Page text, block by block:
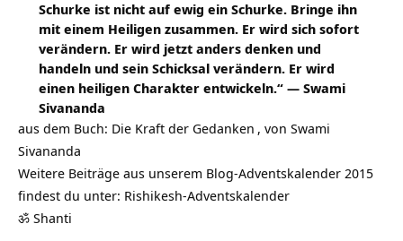
Schurke ist nicht auf ewig ein Schurke. Bringe ihn
mit einem Heiligen zusammen. Er wird sich sofort
verändern. Er wird jetzt anders denken und
handeln und sein Schicksal verändern. Er wird
einen heiligen Charakter entwickeln.“ — Swami
Sivananda
aus dem Buch: Die Kraft der Gedanken , von Swami
Sivananda
Weitere Beiträge aus unserem Blog-Adventskalender 2015
findest du unter: Rishikesh-Adventskalender
ॐ Shanti